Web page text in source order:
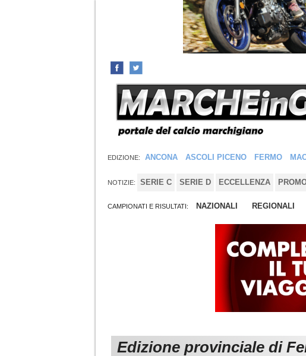
EDIZIONE: ANCONA ASCOLI PICENO FERMO
NOTIZIE: SERIE C SERIE D ECCELLENZA
CAMPIONATI E RISULTATI: NAZIONALI REGIONALI
Edizione provinciale di